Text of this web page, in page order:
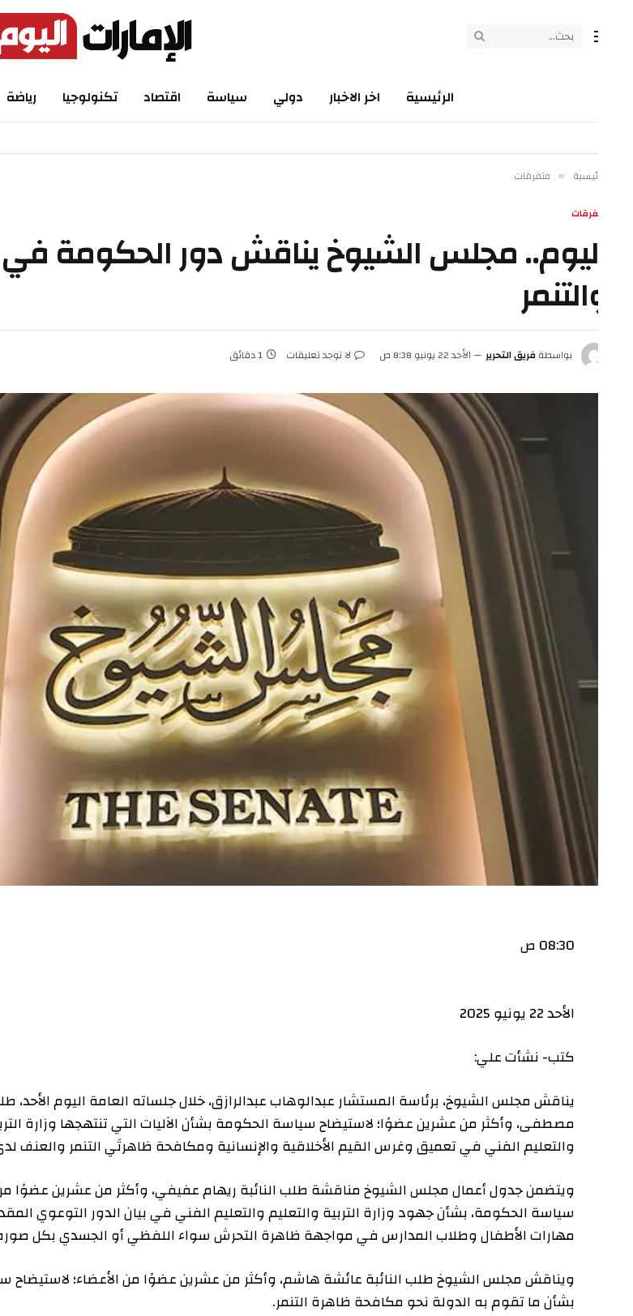
الرئيسية اخر الاخبار دولي سياسة اقتصاد تكنولوجيا رياضة صحة
» متفرقات
مجلس الشيوخ يناقش دور الحكومة في
بواسطة فريق التحرير الأحد 22 يونيو 8:38 ص لا توجد تعليقات 1 دقائق
كتب- نشأت علي:
يناقش مجلس الشيوخ، برئاسة المستشار عبدالوهاب عبدالرازق، خلال جلساته العامة اليوم الأحد، طلب
مصطفى، وأكثر من عشرين عضوًا؛ لاستيضاح سياسة الحكومة بشأن الآليات التي تنتهجها وزارة التربية
والتعليم الفني في تعميق وغرس القيم الأخلاقية والإنسانية ومكافحة ظاهرتَي التنمر والعنف لدى
ويتضمن جدول أعمال مجلس الشيوخ مناقشة طلب النائبة ريهام عفيفي، وأكثر من عشرين عضوًا من
سياسة الحكومة، بشأن جهود وزارة التربية والتعليم والتعليم الفني في بيان الدور التوعوي المقدم
مهارات الأطفال وطلاب المدارس في مواجهة ظاهرة التحرش سواء اللفظي أو الجسدي بكل صوره.
ويناقش مجلس الشيوخ طلب النائبة عائشة هاشم، وأكثر من عشرين عضوًا من الأعضاء؛ لاستيضاح
بشأن ما تقوم به الدولة نحو مكافحة ظاهرة التنمر.